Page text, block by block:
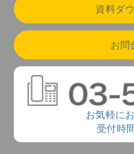
資料ダ
お問
お気軽に
受付時間